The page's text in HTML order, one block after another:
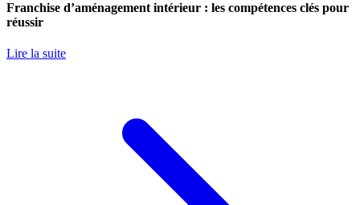
Franchise d’aménagement intérieur : les compétences clés pour
réussir
Lire la suite